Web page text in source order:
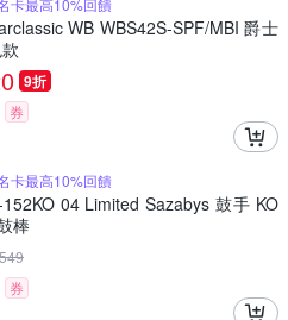
卡最高10%回饋
WB WBS42S-SPF/MBI 爵士
9折
券
卡最高10%回饋
04 Limited Sazabys 鼓手 KO
棒
549
券